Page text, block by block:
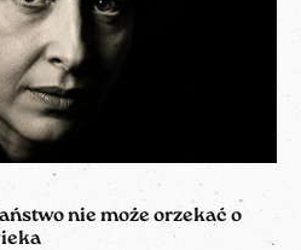
nie może orzekać o